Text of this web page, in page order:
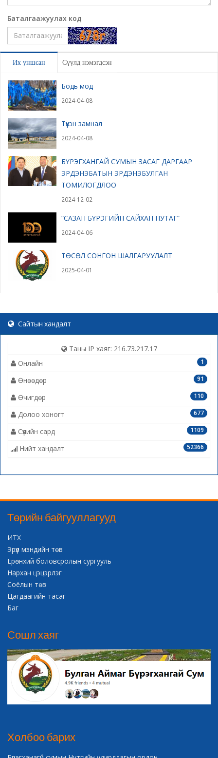
Баталгаажуулах код
Их уншсан Сүүлд нэмэгдсэн
Бодь мод
2024-04-08
Түүхэн замнал
2024-04-08
БҮРЭГХАНГАЙ СУМЫН ЗАСАГ ДАРГААР
ЭРДЭНЭБАТЫН ЭРДЭНЭБУЛГАН
ТОМИЛОГДЛОО
2024-12-02
“САЗАН БҮРЭГИЙН САЙХАН НУТАГ”
2024-04-06
ТӨСӨЛ СОНГОН ШАЛГАРУУЛАЛТ
2025-04-01
Сайтын хандалт
Таны IP хаяг: 216.73.217.17
1
Онлайн
91
Өнөөдөр
110
Өчигдөр
677
Долоо хоногт
1109
Сүүлийн сард
52366
Нийт хандалт
Төрийн байгууллагууд
ИТХ
Эрүүл мэндийн төв
Ерөнхий боловсролын сургууль
Нархан цэцэрлэг
Соёлын төв
Цагдаагийн тасаг
Баг
Сошл хаяг
Холбоо барих